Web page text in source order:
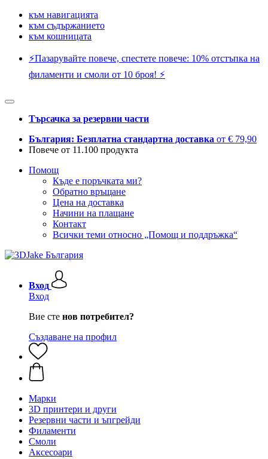
към навигацията
към съдържанието
към кошницата
⚡️Пазарувайте повече, спестете повече: 10% отстъпка на
филаменти и смоли от 10 броя! ⚡️
Търсачка за резервни части
България: Безплатна стандартна доставка от € 79,90
Повече от 11.100 продукта
Помощ
Къде е поръчката ми?
Обратно връщане
Цена на доставка
Начини на плащане
Контакт
Всички теми относно „Помощ и поддръжка“
Вход
Вход
Вие сте нов потребител?
Създаване на профил
Mарки
3D принтери и други
Резервни части и ъпгрейди
Филаменти
Смоли
Аксесоари